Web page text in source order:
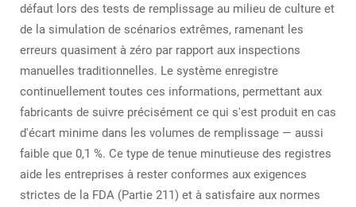
défaut lors des tests de remplissage au milieu de culture et
de la simulation de scénarios extrêmes, ramenant les
erreurs quasiment à zéro par rapport aux inspections
manuelles traditionnelles. Le système enregistre
continuellement toutes ces informations, permettant aux
fabricants de suivre précisément ce qui s'est produit en cas
d'écart minime dans les volumes de remplissage — aussi
faible que 0,1 %. Ce type de tenue minutieuse des registres
aide les entreprises à rester conformes aux exigences
strictes de la FDA (Partie 211) et à satisfaire aux normes